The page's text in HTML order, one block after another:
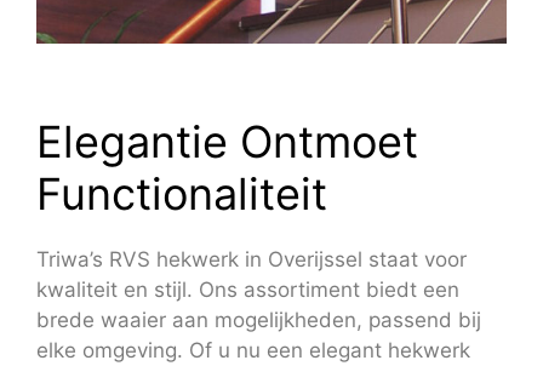
Elegantie Ontmoet
Functionaliteit
Triwa’s RVS hekwerk in Overijssel staat voor
kwaliteit en stijl. Ons assortiment biedt een
brede waaier aan mogelijkheden, passend bij
elke omgeving. Of u nu een elegant hekwerk